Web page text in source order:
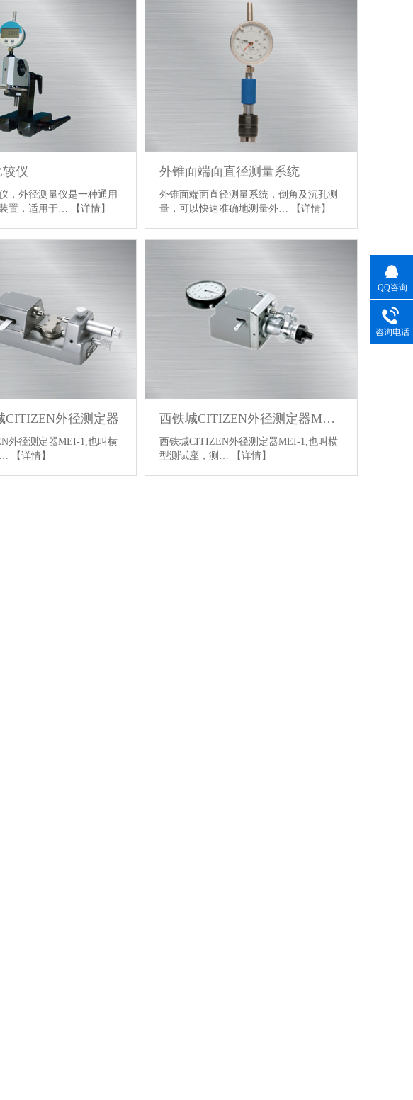
仪
，外径测量仪是一种通用
置，适用于…
【详情】
外锥面端面直径测量系统
外锥面端面直径测量系统，倒角及沉孔测
量，可以快速准确地测量外…
【详情】
CITIZEN外径测定器
外径测定器MEI-1,也叫横
【详情】
西铁城CITIZEN外径测定器MEI-1
西铁城CITIZEN外径测定器MEI-1,也叫横
型测试座，测…
【详情】
QQ咨询
咨询电话